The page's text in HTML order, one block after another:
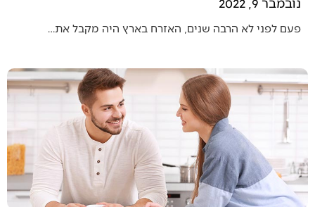
פעם לפני לא הרבה שנים, האזרח בארץ היה מקבל את…